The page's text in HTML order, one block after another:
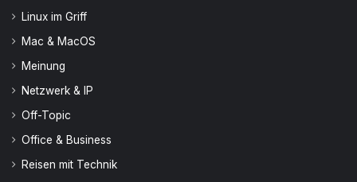
Linux im Griff
Mac & MacOS
Meinung
Netzwerk & IP
Off-Topic
Office & Business
Reisen mit Technik